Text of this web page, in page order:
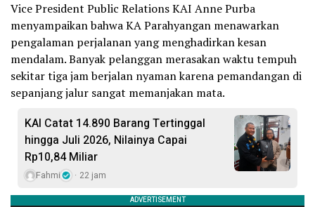
Vice President Public Relations KAI Anne Purba
menyampaikan bahwa KA Parahyangan menawarkan
pengalaman perjalanan yang menghadirkan kesan
mendalam. Banyak pelanggan merasakan waktu tempuh
sekitar tiga jam berjalan nyaman karena pemandangan di
sepanjang jalur sangat memanjakan mata.
KAI Catat 14.890 Barang Tertinggal
hingga Juli 2026, Nilainya Capai
Rp10,84 Miliar
Fahmi 22 jam